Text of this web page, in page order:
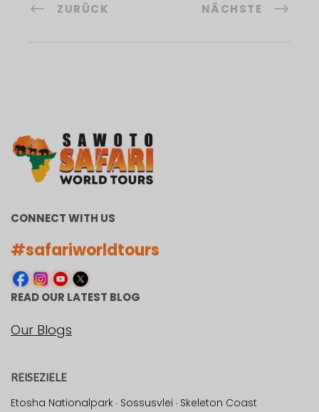
ZURÜCK NÄCHSTE
CONNECT WITH US
#safariworldtours
READ OUR LATEST BLOG
Our Blogs
REISEZIELE
Etosha Nationalpark · Sossusvlei · Skeleton Coast